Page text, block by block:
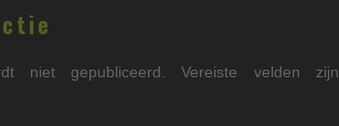
niet gepubliceerd.
Vereiste velden zijn